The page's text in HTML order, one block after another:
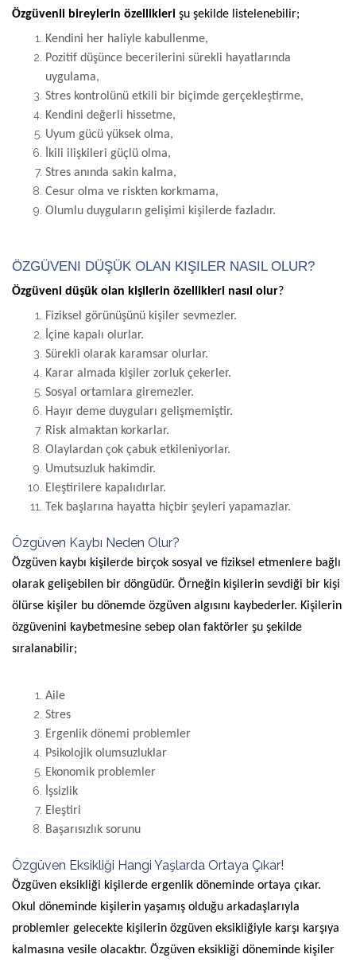
Özgüvenli bireylerin özellikleri şu şekilde listelenebilir;
Kendini her haliyle kabullenme,
Pozitif düşünce becerilerini sürekli hayatlarında
uygulama,
Stres kontrolünü etkili bir biçimde gerçekleştirme,
Kendini değerli hissetme,
Uyum gücü yüksek olma,
İkili ilişkileri güçlü olma,
Stres anında sakin kalma,
Cesur olma ve riskten korkmama,
Olumlu duyguların gelişimi kişilerde fazladır.
ÖZGÜVENI DÜŞÜK OLAN KIŞILER NASIL OLUR?
Özgüveni düşük olan kişilerin özellikleri nasıl olur?
Fiziksel görünüşünü kişiler sevmezler.
İçine kapalı olurlar.
Sürekli olarak karamsar olurlar.
Karar almada kişiler zorluk çekerler.
Sosyal ortamlara giremezler.
Hayır deme duyguları gelişmemiştir.
Risk almaktan korkarlar.
Olaylardan çok çabuk etkileniyorlar.
Umutsuzluk hakimdir.
Eleştirilere kapalıdırlar.
Tek başlarına hayatta hiçbir şeyleri yapamazlar.
Özgüven Kaybı Neden Olur?
Özgüven kaybı kişilerde birçok sosyal ve fiziksel etmenlere bağlı
olarak gelişebilen bir döngüdür. Örneğin kişilerin sevdiği bir kişi
ölürse kişiler bu dönemde özgüven algısını kaybederler. Kişilerin
özgüvenini kaybetmesine sebep olan faktörler şu şekilde
sıralanabilir;
Aile
Stres
Ergenlik dönemi problemler
Psikolojik olumsuzluklar
Ekonomik problemler
İşsizlik
Eleştiri
Başarısızlık sorunu
Özgüven Eksikliği Hangi Yaşlarda Ortaya Çıkar!
Özgüven eksikliği kişilerde ergenlik döneminde ortaya çıkar.
Okul döneminde kişilerin yaşamış olduğu arkadaşlarıyla
problemler gelecekte kişilerin özgüven eksikliğiyle karşı karşıya
kalmasına vesile olacaktır. Özgüven eksikliği döneminde kişiler